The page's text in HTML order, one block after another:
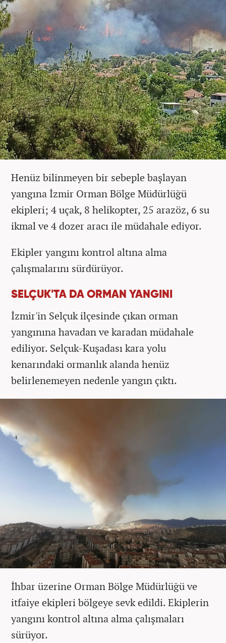
Henüz bilinmeyen bir sebeple başlayan
yangına İzmir Orman Bölge Müdürlüğü
ekipleri; 4 uçak, 8 helikopter, 25 arazöz, 6 su
ikmal ve 4 dozer aracı ile müdahale ediyor.
Ekipler yangını kontrol altına alma
çalışmalarını sürdürüyor.
SELÇUK'TA DA ORMAN YANGINI
İzmir'in Selçuk ilçesinde çıkan orman
yangınına havadan ve karadan müdahale
ediliyor. Selçuk-Kuşadası kara yolu
kenarındaki ormanlık alanda henüz
belirlenemeyen nedenle yangın çıktı.
İhbar üzerine Orman Bölge Müdürlüğü ve
itfaiye ekipleri bölgeye sevk edildi. Ekiplerin
yangını kontrol altına alma çalışmaları
sürüyor.